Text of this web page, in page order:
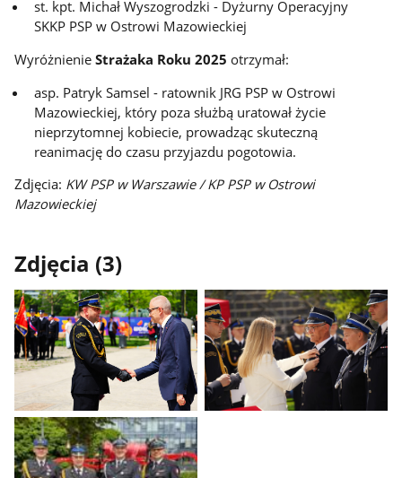
st. kpt. Michał Wyszogrodzki - Dyżurny Operacyjny
SKKP PSP w Ostrowi Mazowieckiej
WyróżnienieStrażaka Roku 2025otrzymał:
asp. Patryk Samsel - ratownik JRG PSP w Ostrowi
Mazowieckiej, który poza służbą uratował życie
nieprzytomnej kobiecie, prowadząc skuteczną
reanimację do czasu przyjazdu pogotowia.
Zdjęcia: KW PSP w Warszawie / KP PSP w Ostrowi
Mazowieckiej
Zdjęcia (3)
Pokaż
zdjęcie
1